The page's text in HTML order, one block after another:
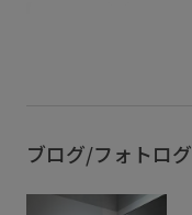
ブログ/フォトログ